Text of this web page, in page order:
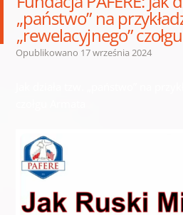
„państwo” na
„rewelacyjnego”
Opublikowano 17 września 2024